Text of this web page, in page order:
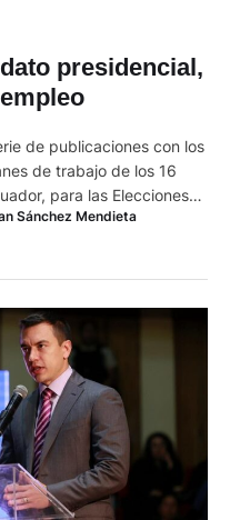
presidencial,
de publicaciones con los
de trabajo de los 16
para las Elecciones
con Henry Cucalón,
político Construye
Sánchez Mendieta